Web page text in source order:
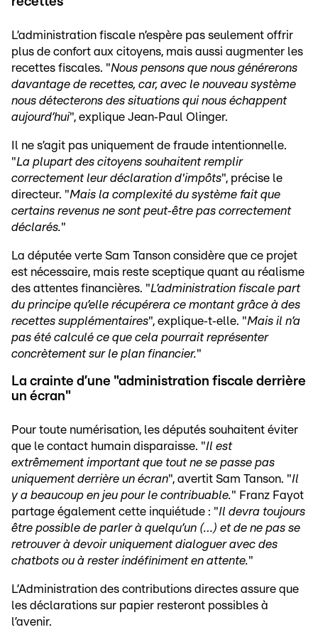
L’administration fiscale n’espère pas seulement offrir
plus de confort aux citoyens, mais aussi augmenter les
recettes fiscales. "Nous pensons que nous générerons
davantage de recettes, car, avec le nouveau système
nous détecterons des situations qui nous échappent
aujourd’hui", explique Jean‑Paul Olinger.
Il ne s’agit pas uniquement de fraude intentionnelle.
"La plupart des citoyens souhaitent remplir
correctement leur déclaration d'impôts", précise le
directeur. "Mais la complexité du système fait que
certains revenus ne sont peut‑être pas correctement
déclarés."
La députée verte Sam Tanson considère que ce projet
est nécessaire, mais reste sceptique quant au réalisme
des attentes financières. "L’administration fiscale part
du principe qu’elle récupérera ce montant grâce à des
recettes supplémentaires", explique‑t‑elle. "Mais il n’a
pas été calculé ce que cela pourrait représenter
concrètement sur le plan financier."
La crainte d’une "administration fiscale derrière
un écran"
Pour toute numérisation, les députés souhaitent éviter
que le contact humain disparaisse. "Il est
extrêmement important que tout ne se passe pas
uniquement derrière un écran", avertit Sam Tanson. "Il
y a beaucoup en jeu pour le contribuable." Franz Fayot
partage également cette inquiétude : "Il devra toujours
être possible de parler à quelqu’un (…) et de ne pas se
retrouver à devoir uniquement dialoguer avec des
chatbots ou à rester indéfiniment en attente."
L’Administration des contributions directes assure que
les déclarations sur papier resteront possibles à
l’avenir.